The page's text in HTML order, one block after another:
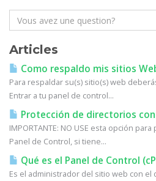
Articles
Como respaldo mis sitios
Para respaldar su(s) sitio(s) web
Entrar a tu panel de control...
Protección de directorios
IMPORTANTE: NO USE esta opción
Panel de Control, si tiene...
Qué es el Panel de Control
Es el administrador del sitio web con